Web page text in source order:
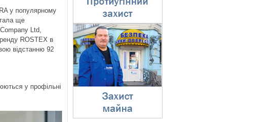
у популярному
ще
Ltd,
ROSTEX в
відстанню 92
у профільні
Захист майна
⇓